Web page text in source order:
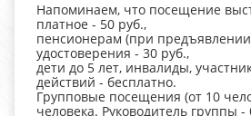
Напоминаем, что посещение
платное - 50 руб.,
пенсионерам (при
удостоверения - 30 руб.,
дети до 5 лет, инвалиды,
действий - бесплатно.
Групповые посещения (от 10
человека. Руководитель группы -